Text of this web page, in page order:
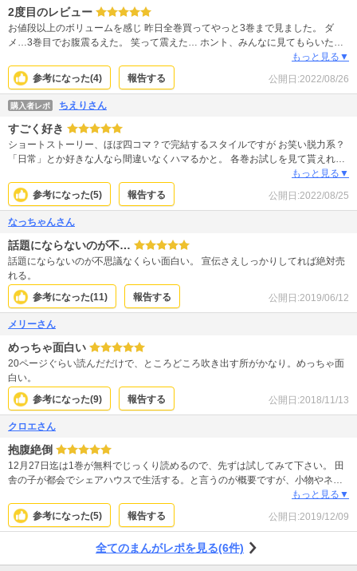
2度目のレビュー
お値段以上のボリュームを感じ 昨日全巻買ってやっと3巻まで見ました。 ダ
メ…3巻目でお腹震るえた。 笑って震えた… ホント、みんなに見てもらいた
もっと見る▼
参考になった(4) 報告する 公開日:2022/08/26
購入者レポ ちえりさん
すごく好き
ショートストーリー、ほぼ四コマ？で完結するスタイルですが お笑い脱力系？
「日常」とか好きな人なら間違いなくハマるかと。 各巻お試しを見て貰えれば
分かるかと。 表紙を見るとキャピキャピお子様向け少女漫画っぽいですが全く
違います！！ 疲れてる時や下がってる時でも気がつくと夢中で見てて嫌な事忘
れます。 楽しい！！ 久々のヒット作です
もっと見る▼
参考になった(5) 報告する 公開日:2022/08/25
なっちゃんさん
話題にならないのが不…
話題にならないのが不思議なくらい面白い。 宣伝さえしっかりしてれば絶対売
れる。
参考になった(11) 報告する 公開日:2019/06/12
メリーさん
めっちゃ面白い
20ページぐらい読んだだけで、ところどころ吹き出す所がかなり。めっちゃ面
白い。
参考になった(9) 報告する 公開日:2018/11/13
クロエさん
抱腹絶倒
12月27日迄は1巻が無料でじっくり読めるので、先ずは試してみて下さい。 田
舎の子が都会でシェアハウスで生活する。と言うのが概要ですが、小物やネタ
などでちょいちょい笑かしてくるので、個人差がありますが笑い過ぎてお腹が
痛くなります。 取り敢えずは、何も考えずに先ず読んで！とオススメします。
この作品のレビューがこんなに少ないのはおかしいと思う程にたくさんの方々
もっと見る▼
参考になった(5) 報告する 公開日:2019/12/09
全てのまんがレポを見る(6件)